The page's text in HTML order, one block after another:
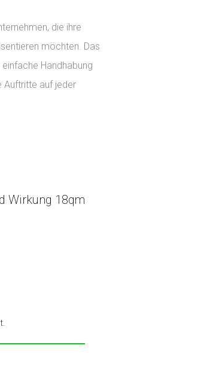
die ihre
möchten. Das
Handhabung
Auftritte auf jeder
Wirkung 18qm